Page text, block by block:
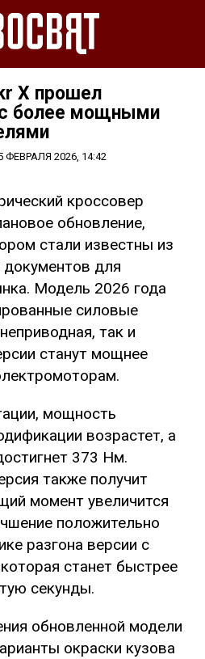
X прошел
более мощными
ФЕВРАЛЯ 2026, 14:42
кроссовер
обновление,
стали известны из
для
Модель 2026 года
силовые
так и
станут мощнее
мощность
возрастет, а
373 Нм.
также получит
момент увеличится
положительно
разгона версии с
станет быстрее
секунды.
обновленной модели
окраски кузова